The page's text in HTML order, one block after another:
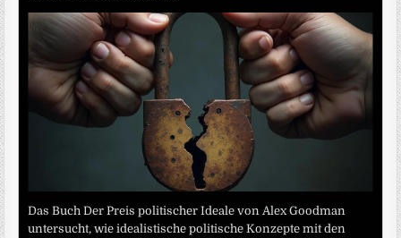
Das Buch Der Preis politischer Ideale von Alex Goodman
untersucht, wie idealistische politische Konzepte mit den